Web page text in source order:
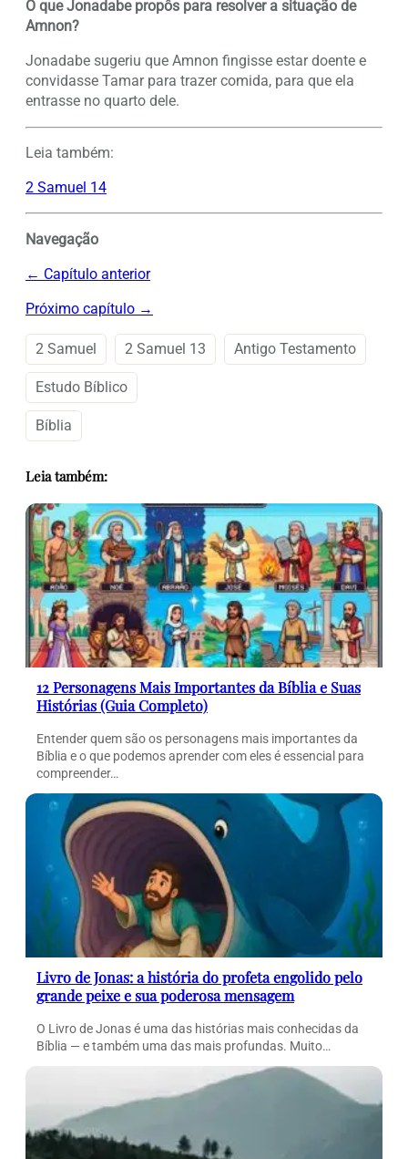
O que Jonadabe propôs para resolver a situação de
Amnon?
Jonadabe sugeriu que Amnon fingisse estar doente e
convidasse Tamar para trazer comida, para que ela
entrasse no quarto dele.
Leia também:
2 Samuel 14
Navegação
← Capítulo anterior
Próximo capítulo →
2 Samuel 2 Samuel 13 Antigo Testamento
Estudo Bíblico
Bíblia
Leia também:
12 Personagens Mais Importantes da Bíblia e Suas
Histórias (Guia Completo)
Entender quem são os personagens mais importantes da
Bíblia e o que podemos aprender com eles é essencial para
compreender…
Livro de Jonas: a história do profeta engolido pelo
grande peixe e sua poderosa mensagem
O Livro de Jonas é uma das histórias mais conhecidas da
Bíblia — e também uma das mais profundas. Muito…